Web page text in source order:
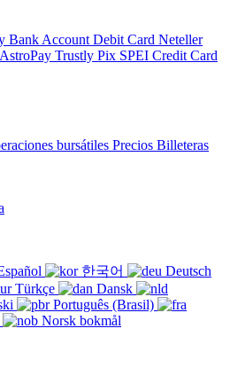
Bank Account Debit Card Neteller
AstroPay Trustly Pix SPEI Credit Card
bursátiles Precios Billeteras
한국어
Deutsch
Türkçe
Dansk
Português (Brasil)
Norsk bokmål